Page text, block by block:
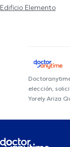
Edificio Elemento
elección,
Yorely Ariza